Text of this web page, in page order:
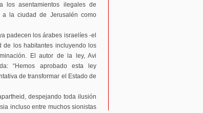
los asentamientos ilegales de
a la ciudad de Jerusalén como
padecen los árabes israelíes -el
los habitantes incluyendo los
El autor de la ley, Avi
“Hemos aprobado esta ley
de transformar el Estado de
despejando toda ilusión
incluso entre muchos sionistas